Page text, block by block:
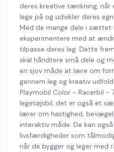
deres kreative tænkning, når
lege på og udvikler deres
Med de mange dele i sættet
eksperimentere med at
tilpasse deres leg. Dette
skal håndtere små dele og
en sjov måde at lære om
gennem leg og kreativ
Playmobil Color - Racerbil -
legetøjsbil; det er også et
lærer om hastighed,
interaktiv måde. De kan
livsfærdigheder som
når de bygger og leger med